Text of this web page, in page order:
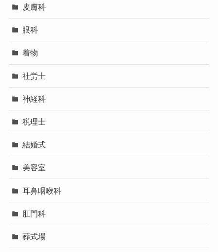
皮膚科
眼科
着物
社労士
神経科
税理士
結婚式
美容室
耳鼻咽喉科
肛門科
葬式場